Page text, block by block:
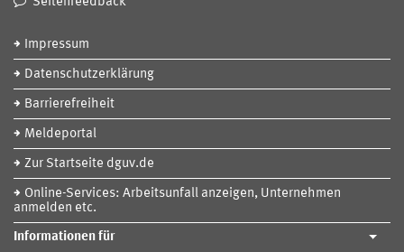
Impressum
Datenschutzerklärung
Barrierefreiheit
Meldeportal
Zur Startseite dguv.de
Online-Services: Arbeitsunfall anzeigen, Unternehmen
anmelden etc.
Informationen für